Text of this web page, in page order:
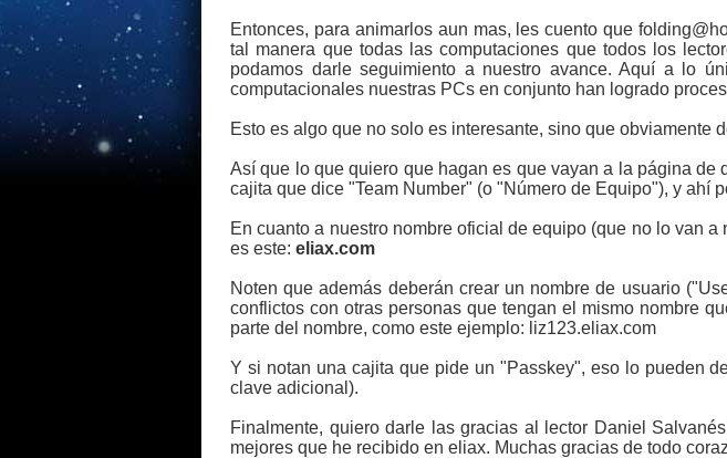
Entonces, para animarlos aun mas, les cuento que
tal manera que todas las computaciones que todos los
podamos darle seguimiento a nuestro avance. Aquí a lo
computacionales nuestras PCs en conjunto han logrado
Esto es algo que no solo es interesante, sino que obviamente
Así que lo que quiero que hagan es que vayan a la página
cajita que dice "Team Number" (o "Número de Equipo"), y ahí
En cuanto a nuestro nombre oficial de equipo (que no lo van
es este: eliax.com
Noten que además deberán crear un nombre de usuario
conflictos con otras personas que tengan el mismo nombre
parte del nombre, como este ejemplo: liz123.eliax.com
Y si notan una cajita que pide un "Passkey", eso lo pueden
clave adicional).
Finalmente, quiero darle las gracias al lector Daniel
mejores que he recibido en eliax. Muchas gracias de todo